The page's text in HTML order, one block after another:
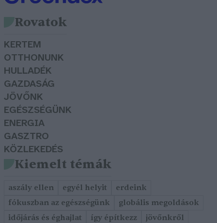
Rovatok
KERTEM
OTTHONUNK
HULLADÉK
GAZDASÁG
JÖVŐNK
EGÉSZSÉGÜNK
ENERGIA
GASZTRO
KÖZLEKEDÉS
Kiemelt témák
aszály ellen egyél helyit
erdeink
fókuszban az egészségünk
globális megoldások
időjárás és éghajlat
így építkezz jövőnkről